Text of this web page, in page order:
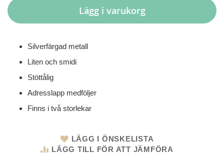
Lägg i varukorg
Silverfärgad metall
Liten och smidi
Stöttålig
Adresslapp medföljer
Finns i två storlekar
LÄGG I ÖNSKELISTA
LÄGG TILL FÖR ATT JÄMFÖRA